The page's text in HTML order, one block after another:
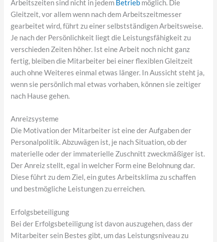
Arbeitszeiten sind nicht in jedem Betrieb möglich. Die
Gleitzeit, vor allem wenn nach dem Arbeitszeitmesser
gearbeitet wird, führt zu einer selbstständigen Arbeitsweise.
Je nach der Persönlichkeit liegt die Leistungsfähigkeit zu
verschieden Zeiten höher. Ist eine Arbeit noch nicht ganz
fertig, bleiben die Mitarbeiter bei einer flexiblen Gleitzeit
auch ohne Weiteres einmal etwas länger. In Aussicht steht ja,
wenn sie persönlich mal etwas vorhaben, können sie zeitiger
nach Hause gehen.
Anreizsysteme
Die Motivation der Mitarbeiter ist eine der Aufgaben der
Personalpolitik. Abzuwägen ist, je nach Situation, ob der
materielle oder der immaterielle Zuschnitt zweckmäßiger ist.
Der Anreiz stellt, egal in welcher Form eine Belohnung dar.
Diese führt zu dem Ziel, ein gutes Arbeitsklima zu schaffen
und bestmögliche Leistungen zu erreichen.
Erfolgsbeteiligung
Bei der Erfolgsbeteiligung ist davon auszugehen, dass der
Mitarbeiter sein Bestes gibt, um das Leistungsniveau zu